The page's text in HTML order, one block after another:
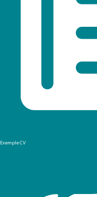
Exemple CV